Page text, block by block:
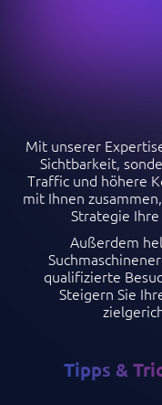
Mit unserer
Sichtbarkeit,
Traffic und höhere
mit Ihnen
Strategie
Außerdem
qualifizierte
Steigern Sie
Tipps &